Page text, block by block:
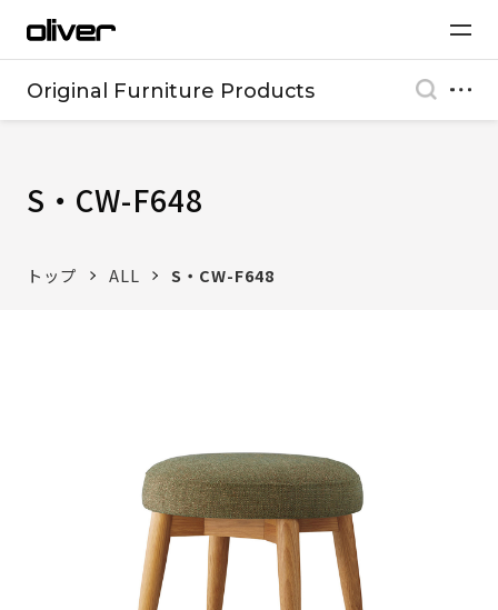
Original Furniture Products
S・CW-F648
トップ ALL S・CW-F648